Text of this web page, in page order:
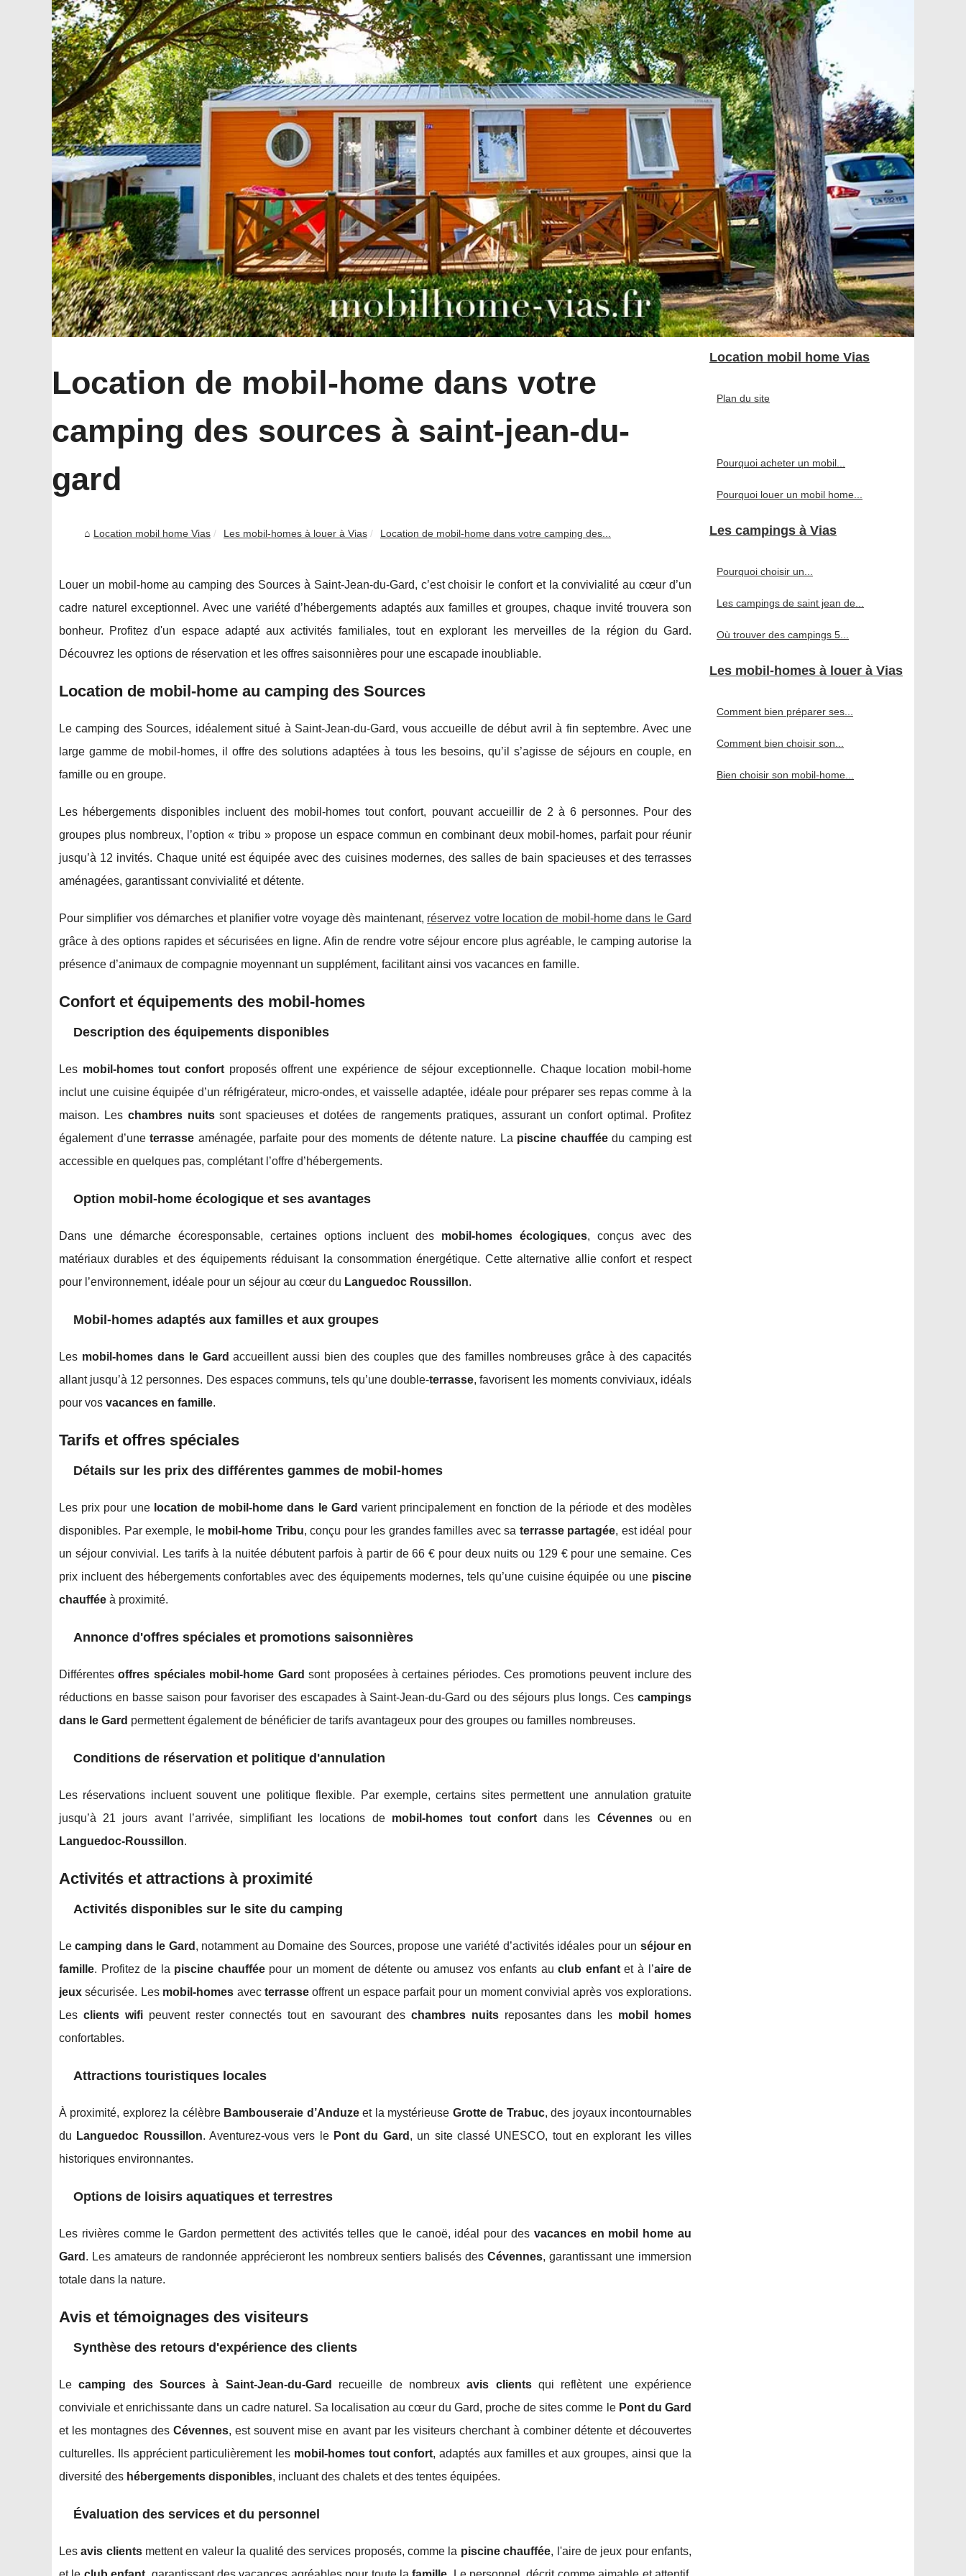
Location de mobil-home dans votre
camping des sources à saint-jean-du-
gard
Location mobil home Vias Les mobil-homes à louer à Vias Location de mobil-home dans votre camping des...
Louer un mobil-home au camping des Sources à Saint-Jean-du-Gard, c’est choisir le confort et la convivialité au cœur d’un
cadre naturel exceptionnel. Avec une variété d’hébergements adaptés aux familles et groupes, chaque invité trouvera son
bonheur. Profitez d'un espace adapté aux activités familiales, tout en explorant les merveilles de la région du Gard.
Découvrez les options de réservation et les offres saisonnières pour une escapade inoubliable.
Location de mobil-home au camping des Sources
Le camping des Sources, idéalement situé à Saint-Jean-du-Gard, vous accueille de début avril à fin septembre. Avec une
large gamme de mobil-homes, il offre des solutions adaptées à tous les besoins, qu’il s’agisse de séjours en couple, en
famille ou en groupe.
Les hébergements disponibles incluent des mobil-homes tout confort, pouvant accueillir de 2 à 6 personnes. Pour des
groupes plus nombreux, l’option « tribu » propose un espace commun en combinant deux mobil-homes, parfait pour réunir
jusqu’à 12 invités. Chaque unité est équipée avec des cuisines modernes, des salles de bain spacieuses et des terrasses
aménagées, garantissant convivialité et détente.
Pour simplifier vos démarches et planifier votre voyage dès maintenant, réservez votre location de mobil-home dans le Gard
grâce à des options rapides et sécurisées en ligne. Afin de rendre votre séjour encore plus agréable, le camping autorise la
présence d’animaux de compagnie moyennant un supplément, facilitant ainsi vos vacances en famille.
Confort et équipements des mobil-homes
Description des équipements disponibles
Les mobil-homes tout confort proposés offrent une expérience de séjour exceptionnelle. Chaque location mobil-home
inclut une cuisine équipée d’un réfrigérateur, micro-ondes, et vaisselle adaptée, idéale pour préparer ses repas comme à la
maison. Les chambres nuitssont spacieuses et dotées de rangements pratiques, assurant un confort optimal. Profitez
également d’une terrasse aménagée, parfaite pour des moments de détente nature. La piscine chaufféedu camping est
accessible en quelques pas, complétant l’offre d’hébergements.
Option mobil-home écologique et ses avantages
Dans une démarche écoresponsable, certaines options incluent des mobil-homes écologiques, conçus avec des
matériaux durables et des équipements réduisant la consommation énergétique. Cette alternative allie confort et respect
pour l’environnement, idéale pour un séjour au cœur du Languedoc Roussillon.
Mobil-homes adaptés aux familles et aux groupes
Les mobil-homes dans le Gard accueillent aussi bien des couples que des familles nombreuses grâce à des capacités
allant jusqu’à 12 personnes. Des espaces communs, tels qu’une double-terrasse, favorisent les moments conviviaux, idéals
pour vos vacances en famille.
Tarifs et offres spéciales
Détails sur les prix des différentes gammes de mobil-homes
Les prix pour une location de mobil-home dans le Gard varient principalement en fonction de la période et des modèles
disponibles. Par exemple, le mobil-home Tribu, conçu pour les grandes familles avec sa terrasse partagée, est idéal pour
un séjour convivial. Les tarifs à la nuitée débutent parfois à partir de 66 € pour deux nuits ou 129 € pour une semaine. Ces
prix incluent des hébergements confortables avec des équipements modernes, tels qu’une cuisine équipée ou une piscine
chauffée à proximité.
Annonce d'offres spéciales et promotions saisonnières
Différentesoffres spéciales mobil-home Gard sont proposées à certaines périodes. Ces promotions peuvent inclure des
réductions en basse saison pour favoriser des escapades à Saint-Jean-du-Gard ou des séjours plus longs. Ces campings
dans le Gard permettent également de bénéficier de tarifs avantageux pour des groupes ou familles nombreuses.
Conditions de réservation et politique d'annulation
Les réservations incluent souvent une politique flexible. Par exemple, certains sites permettent une annulation gratuite
jusqu’à 21 jours avant l’arrivée, simplifiant les locations de mobil-homes tout confort dans les Cévennesou en
Languedoc-Roussillon.
Activités et attractions à proximité
Activités disponibles sur le site du camping
Lecamping dans le Gard , notamment au Domaine des Sources, propose une variété d’activités idéales pour un séjour en
famille. Profitez de la piscine chaufféepour un moment de détente ou amusez vos enfants auclub enfantet à l’aire de
jeux sécurisée. Les mobil-homes avec terrasseoffrent un espace parfait pour un moment convivial après vos explorations.
Les clients wifipeuvent rester connectés tout en savourant des chambres nuitsreposantes dans les mobil homes
confortables.
Attractions touristiques locales
À proximité, explorez la célèbre Bambouseraie d’Anduzeet la mystérieuse Grotte de Trabuc, des joyaux incontournables
du Languedoc Roussillon. Aventurez-vous vers le Pont du Gard , un site classé UNESCO, tout en explorant les villes
historiques environnantes.
Options de loisirs aquatiques et terrestres
Les rivières comme le Gardon permettent des activités telles que le canoë, idéal pour des vacances en mobil home au
Gard . Les amateurs de randonnée apprécieront les nombreux sentiers balisés desCévennes, garantissant une immersion
totale dans la nature.
Avis et témoignages des visiteurs
Synthèse des retours d'expérience des clients
Lecamping des Sources à Saint-Jean-du-Gard recueille de nombreuxavis clientsqui reflètent une expérience
conviviale et enrichissante dans un cadre naturel. Sa localisation au cœur du Gard, proche de sites comme le Pont du Gard
et les montagnes desCévennes, est souvent mise en avant par les visiteurs cherchant à combiner détente et découvertes
culturelles. Ils apprécient particulièrement les mobil-homes tout confort, adaptés aux familles et aux groupes, ainsi que la
diversité des hébergements disponibles, incluant des chalets et des tentes équipées.
Évaluation des services et du personnel
Lesavis clientsmettent en valeur la qualité des services proposés, comme la piscine chauffée, l'aire de jeux pour enfants,
Location mobil home Vias
Plan du site
Pourquoi acheter un mobil...
Pourquoi louer un mobil home...
Les campings à Vias
Pourquoi choisir un...
Les campings de saint jean de...
Où trouver des campings 5...
Les mobil-homes à louer à Vias
Comment bien préparer ses...
Comment bien choisir son...
Bien choisir son mobil-home...